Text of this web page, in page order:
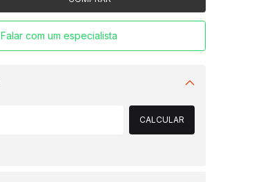
Falar com um especialista
Alterar CEP
CALCULAR